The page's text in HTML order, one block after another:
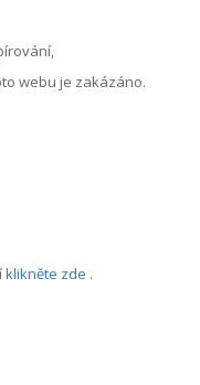
webu je zakázáno.
klikněte zde .